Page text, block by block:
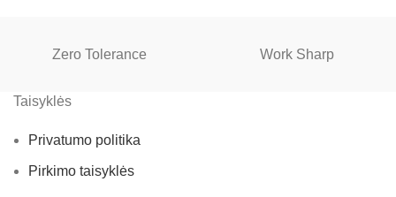
Zero Tolerance Work Sharp
Taisyklės
Privatumo politika
Pirkimo taisyklės